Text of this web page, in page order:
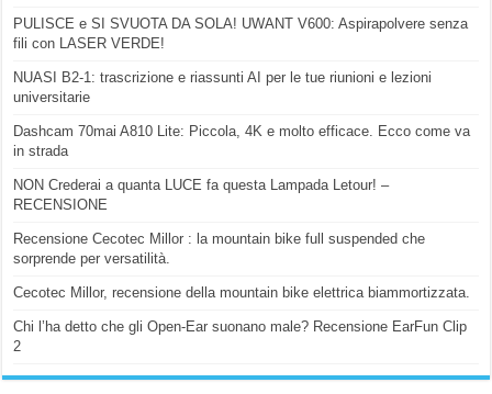
PULISCE e SI SVUOTA DA SOLA! UWANT V600: Aspirapolvere senza
fili con LASER VERDE!
NUASI B2-1: trascrizione e riassunti AI per le tue riunioni e lezioni
universitarie
Dashcam 70mai A810 Lite: Piccola, 4K e molto efficace. Ecco come va
in strada
NON Crederai a quanta LUCE fa questa Lampada Letour! –
RECENSIONE
Recensione Cecotec Millor : la mountain bike full suspended che
sorprende per versatilità.
Cecotec Millor, recensione della mountain bike elettrica biammortizzata.
Chi l’ha detto che gli Open-Ear suonano male? Recensione EarFun Clip
2